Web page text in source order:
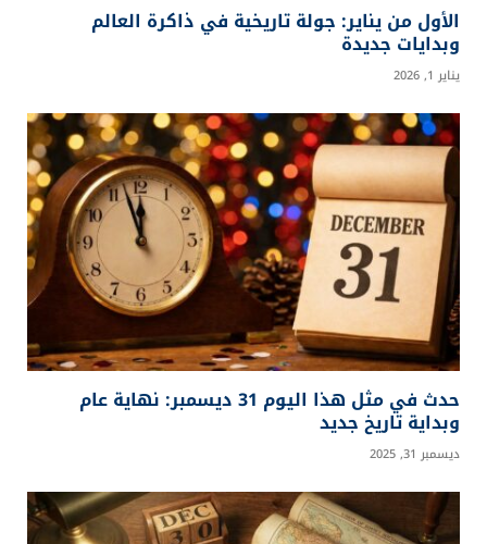
الأول من يناير: جولة تاريخية في ذاكرة العالم
وبدايات جديدة
يناير 1, 2026
حدث في مثل هذا اليوم 31 ديسمبر: نهاية عام
وبداية تاريخ جديد
ديسمبر 31, 2025